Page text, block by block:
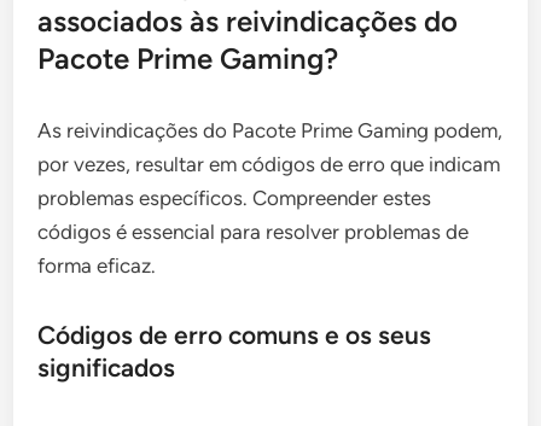
associados às reivindicações do
Pacote Prime Gaming?
As reivindicações do Pacote Prime Gaming podem,
por vezes, resultar em códigos de erro que indicam
problemas específicos. Compreender estes
códigos é essencial para resolver problemas de
forma eficaz.
Códigos de erro comuns e os seus
significados